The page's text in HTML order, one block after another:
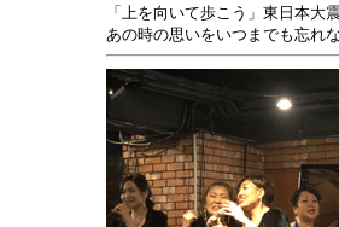
「上を向いて歩こう」東日本大
あの時の思いをいつまでも忘れ